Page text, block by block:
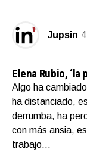
Jupsin
Elena Rubio,
Algo ha
ha distanciado,
derrumba, ha
con más ansia,
trabajo…